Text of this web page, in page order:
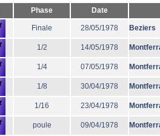
Phase Date
Finale 28/05/1978 Beziers
1/2 14/05/1978
1/4 07/05/1978
1/8 30/04/1978
1/16 23/04/1978
poule 09/04/1978